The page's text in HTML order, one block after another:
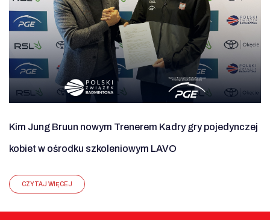
Kim Jung Bruun nowym Trenerem Kadry gry pojedynczej
kobiet w ośrodku szkoleniowym LAVO
CZYTAJ WIĘCEJ